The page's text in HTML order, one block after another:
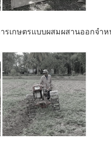
รเกษตรแบบผสมผสานออกจำ